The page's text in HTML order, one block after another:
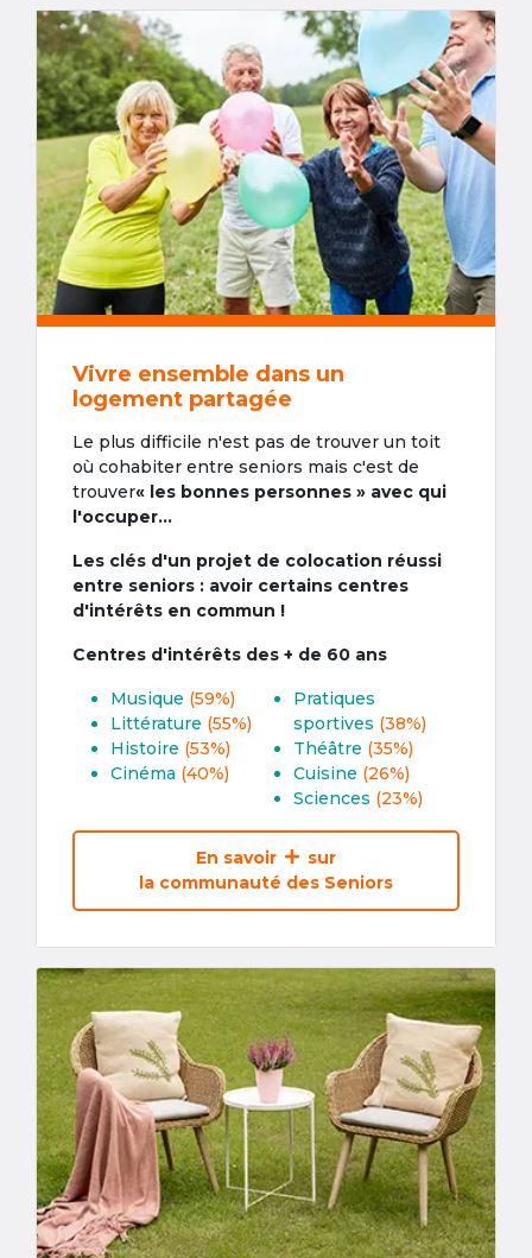
Vivre ensemble dans un
logement partagée
Le plus difficile n'est pas de trouver un toit
où cohabiter entre seniors mais c'est de
trouver« les bonnes personnes » avec qui
l'occuper...
Les clés d'un projet de colocation réussi
entre seniors : avoir certains centres
d'intérêts en commun !
Centres d'intérêts des + de 60 ans
Musique (59%)
Littérature (55%)
Histoire (53%)
Cinéma (40%)
Pratiques
sportives (38%)
Théâtre (35%)
Cuisine (26%)
Sciences (23%)
En savoir
sur
la communauté des Seniors